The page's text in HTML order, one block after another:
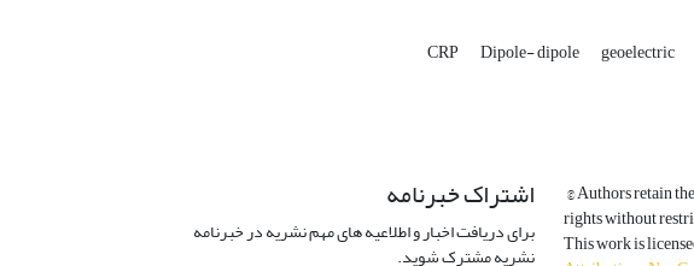
CRP Dipole- dipole geoelectric
© Authors retain
rights without
This work is
اشتراک خبرنامه
برای دریافت اخبار و اطلاعیه های مهم نشریه در خبرنامه
نشریه مشترک شوید.